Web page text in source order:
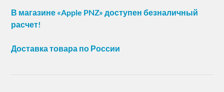
В магазине «Apple PNZ» доступен безналичный
расчет!
Доставка товара по России